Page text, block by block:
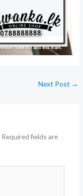
Next Post →
Required fields are